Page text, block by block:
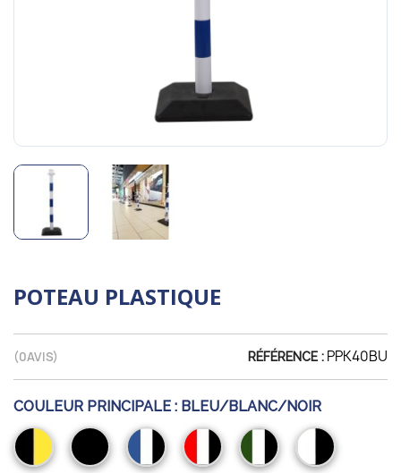
POTEAU PLASTIQUE
(0AVIS) RÉFÉRENCE : PPK40BU
COULEUR PRINCIPALE : BLEU/BLANC/NOIR
Noir/Jaune
Noir Bleu/Blanc/NoirRouge/Blanc/NoirVert/Blanc/Noir
Blanc/Noir